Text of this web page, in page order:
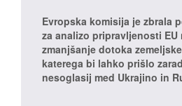
Evropska komisija je zbrala
za analizo pripravljenosti EU
zmanjšanje dotoka
katerega bi lahko prišlo
nesoglasij med Ukrajino in